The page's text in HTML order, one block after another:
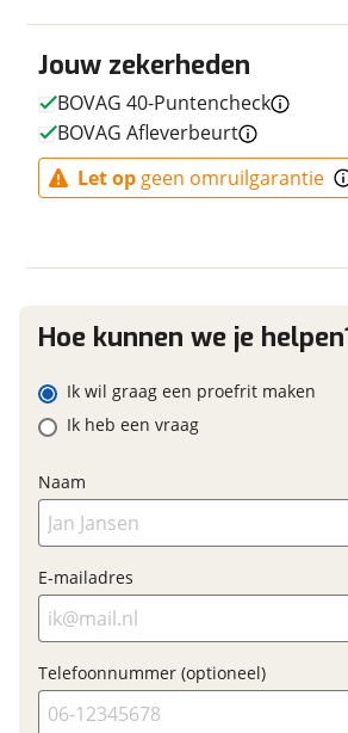
Elektrisch? Ja, E-bike
Financieel
Prijs
€ 7.935,-
Garanties
BOVAG Garantie
Fabrieksgarantie
goed mogelijk bij de aanbieder te
Jouw zekerheden
BOVAG 40-Puntencheck
BOVAG Afleverbeurt
Let op geen omruilgarantie
Hoe kunnen we je
Ik wil graag een proefrit maken
Ik heb een vraag
Naam
E-mailadres
Telefoonnummer (optioneel)